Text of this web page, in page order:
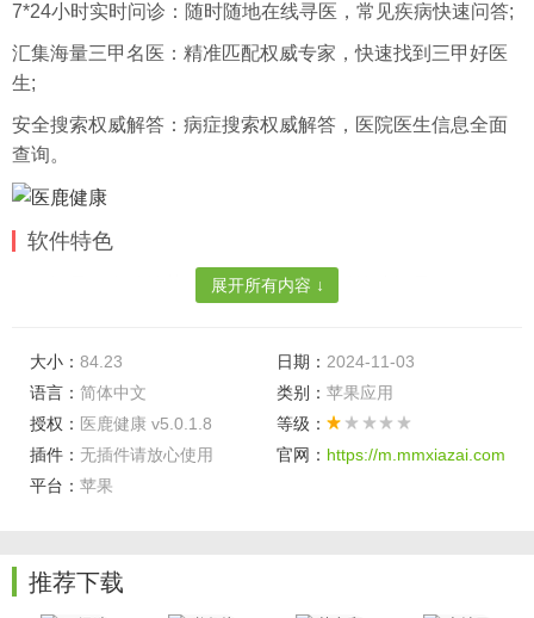
7*24小时实时问诊：随时随地在线寻医，常见疾病快速问答;
汇集海量三甲名医：精准匹配权威专家，快速找到三甲好医
生;
安全搜索权威解答：病症搜索权威解答，医院医生信息全面
查询。
软件特色
每日记录：自动推荐健康管理计划，通过快速记录
康改善。
用药提醒：买完药，有“我”提醒，不再忘记吃药!
软件亮点
预约挂号：时间预约普通门诊、专家号;
化验取单：在家查看报告单，轻松简单;取药叫号：轻松掌握
展开所有内容 ↓
大小： 84.23 日期： 2024-11-03
语言： 简体中文 类别： 苹果应用
授权： 医鹿健康 v5.0.1.8
等级：
插件： 无插件请放心使用 官网： https://m.mmxiazai.com
平台： 苹果
推荐下载